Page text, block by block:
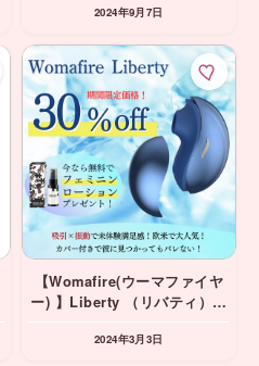
期間限定10%OFF
2024年9月7日
【Womafire(ウーマファイヤ
ー) 】Liberty （リバティ）＆
ボ）】無料プレゼント
2024年3月3日